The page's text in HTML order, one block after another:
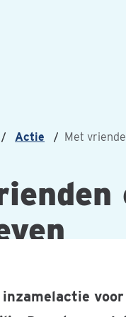
Actie Met
inzamelactie